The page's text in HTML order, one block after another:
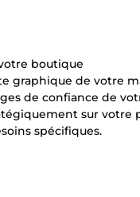
boutique
graphique de votre
de confiance de
sur votre
spécifiques.